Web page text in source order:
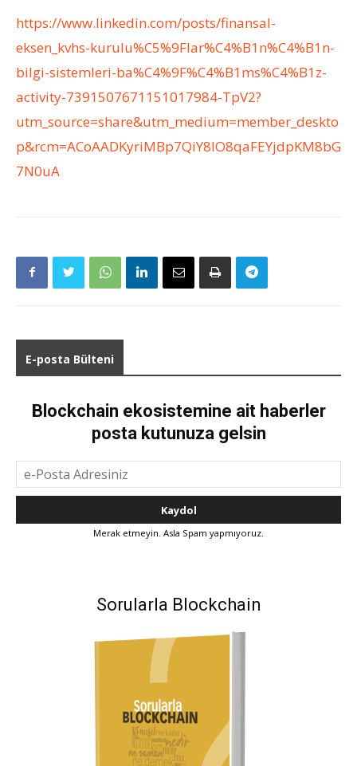
https://www.linkedin.com/posts/finansal-
eksen_kvhs-kurulu%C5%9Flar%C4%B1n%C4%B1n-
bilgi-sistemleri-ba%C4%9F%C4%B1ms%C4%B1z-
activity-7391507671151017984-TpV2?
utm_source=share&utm_medium=member_deskto
p&rcm=ACoAADKyriMBp7QiY8IO8qaFEYjdpKM8bG
7N0uA
E-posta Bülteni
Blockchain ekosistemine ait haberler
posta kutunuza gelsin
Merak etmeyin. Asla Spam yapmıyoruz.
Sorularla Blockchain